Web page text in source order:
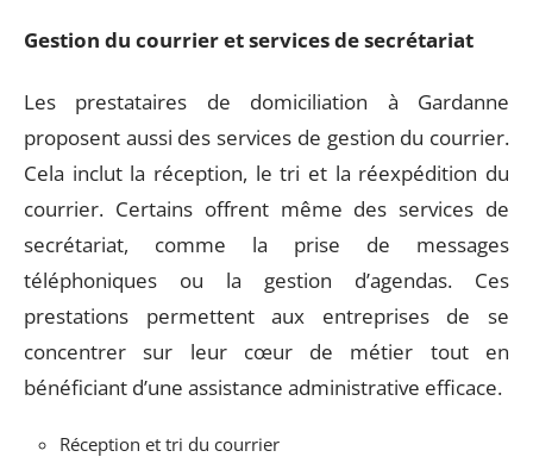
Gestion du courrier et services de secrétariat
Les prestataires de domiciliation à Gardanne
proposent aussi des services de gestion du courrier.
Cela inclut la réception, le tri et la réexpédition du
courrier. Certains offrent même des services de
secrétariat, comme la prise de messages
téléphoniques ou la gestion d’agendas. Ces
prestations permettent aux entreprises de se
concentrer sur leur cœur de métier tout en
bénéficiant d’une assistance administrative efficace.
Réception et tri du courrier